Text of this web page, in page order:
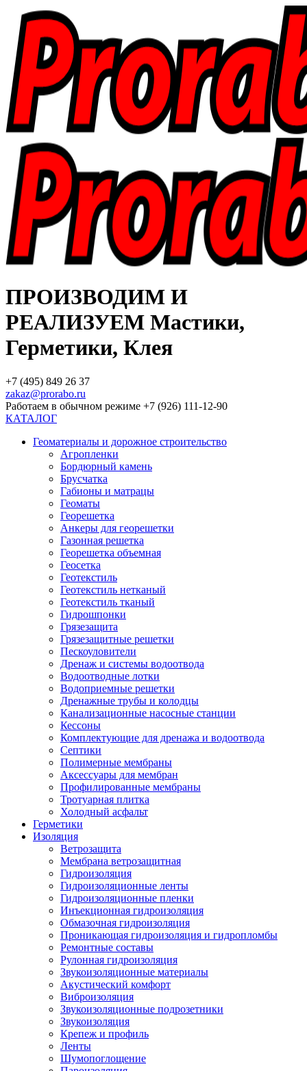
ПРОИЗВОДИМ И
РЕАЛИЗУЕМ Мастики,
Герметики, Клея
+7 (495) 849 26 37
zakaz@prorabo.ru
Работаем в обычном режиме +7 (926) 111-12-90
КАТАЛОГ
Геоматериалы и дорожное строительство
Агропленки
Бордюрный камень
Брусчатка
Габионы и матрацы
Геоматы
Георешетка
Анкеры для георешетки
Газонная решетка
Георешетка объемная
Геосетка
Геотекстиль
Геотекстиль нетканый
Геотекстиль тканый
Гидрошпонки
Грязезащита
Грязезащитные решетки
Пескоуловители
Дренаж и системы водоотвода
Водоотводные лотки
Водоприемные решетки
Дренажные трубы и колодцы
Канализационные насосные станции
Кессоны
Комплектующие для дренажа и водоотвода
Септики
Полимерные мембраны
Аксессуары для мембран
Профилированные мембраны
Тротуарная плитка
Холодный асфальт
Герметики
Изоляция
Ветрозащита
Мембрана ветрозащитная
Гидроизоляция
Гидроизоляционные ленты
Гидроизоляционные пленки
Инъекционная гидроизоляция
Обмазочная гидроизоляция
Проникающая гидроизоляция и гидропломбы
Ремонтные составы
Рулонная гидроизоляция
Звукоизоляционные материалы
Акустический комфорт
Виброизоляция
Звукоизоляционные подрозетники
Звукоизоляция
Крепеж и профиль
Ленты
Шумопоглощение